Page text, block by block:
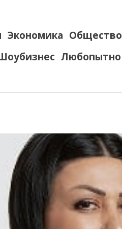
Экономика Общество
Любопытно